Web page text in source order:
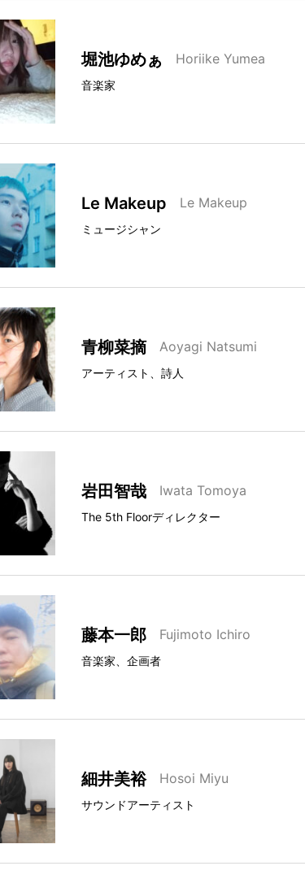
堀池ゆめぁ Horiike Yumea
音楽家
Le Makeup Le Makeup
ミュージシャン
青柳菜摘 Aoyagi Natsumi
アーティスト、詩人
岩田智哉 Iwata Tomoya
The 5th Floorディレクター
藤本一郎 Fujimoto Ichiro
音楽家、企画者
細井美裕 Hosoi Miyu
サウンドアーティスト